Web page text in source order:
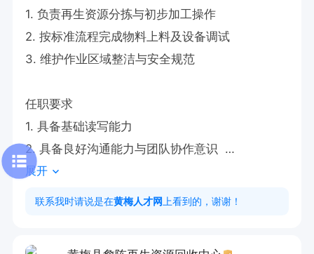
1. 负责再生资源分拣与初步加工操作
2. 按标准流程完成物料上料及设备调试
3. 维护作业区域整洁与安全规范
任职要求
1. 具备基础读写能力
2. 具备良好沟通能力与团队协作意识
工作时间  6：30-11：30   13：00-17.30   月休3
展开
联系我时请说是在黄梅人才网 上看到的，谢谢！